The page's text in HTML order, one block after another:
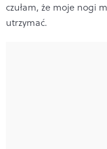
czułam, że moje nogi
utrzymać.